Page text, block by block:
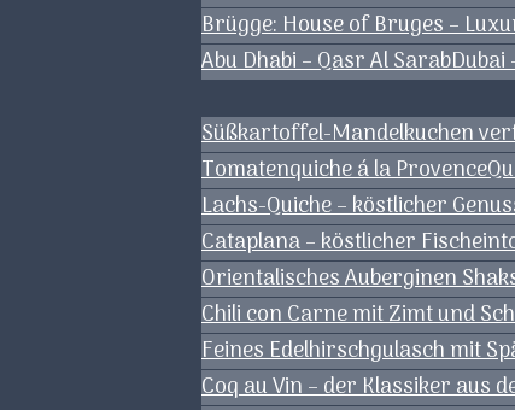
Brügge: House of Bruges –
Abu Dhabi – Qasr Al SarabDubai
Süßkartoffel-Mandelkuchen
Tomatenquiche á la Provence
Lachs-Quiche – köstlicher
Cataplana – köstlicher
Orientalisches Auberginen
Chili con Carne mit Zimt und
Feines Edelhirschgulasch mit
Coq au Vin – der Klassiker aus